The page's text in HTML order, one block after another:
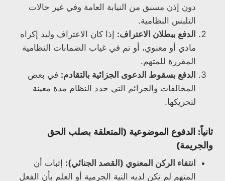
دون إذن مسبق من النيابة العامة وفي غير حالات
التلبس النظامية.
الدفع ببطلان الاعتراف: إذا كان الاعتراف وليد إكراه
مادي أو معنوي، أو تم في غياب الضمانات النظامية
المقررة للمتهم.
الدفع بسقوط الدعوى الجزائية بالتقادم: في بعض
المخالفات والجرائم التي حدد النظام مدة معينة
لتحريكها.
ثانياً: الدفوع الموضوعية (المتعلقة بصلب الحق
والجريمة)
انتفاء الركن المعنوي (القصد الجنائي): إثبات أن
المتهم لم تكن لديه النية الجرمية أو العلم بأن الفعل